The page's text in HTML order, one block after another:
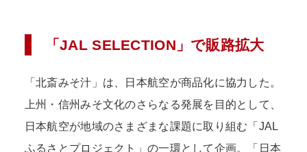
「JAL SELECTION」で販路拡大
「北斎みそ汁」は、日本航空が商品化に協力した。
上州・信州みそ文化のさらなる発展を目的として、
日本航空が地域のさまざまな課題に取り組む「JAL
ふるさとプロジェクト」の一環として企画。「日本